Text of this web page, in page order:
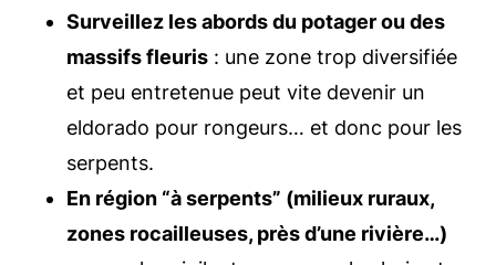
Surveillez les abords du potager ou des
massifs fleuris : une zone trop diversifiée
et peu entretenue peut vite devenir un
eldorado pour rongeurs… et donc pour les
serpents.
En région “à serpents” (milieux ruraux,
zones rocailleuses, près d’une rivière…)